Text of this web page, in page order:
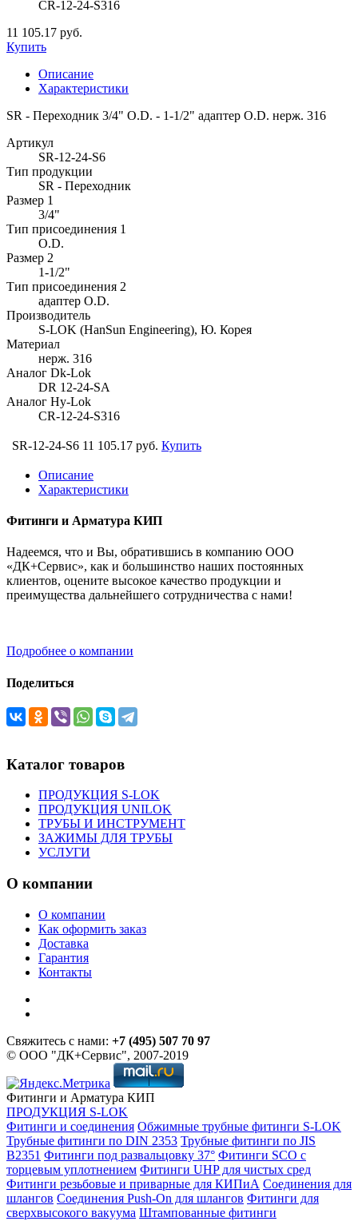
CR-12-24-S316
11 105.17 руб.
Купить
Описание
Характеристики
SR - Переходник 3/4" O.D. - 1-1/2" адаптер O.D. нерж. 316
Артикул
SR-12-24-S6
Тип продукции
SR - Переходник
Размер 1
3/4"
Тип присоединения 1
O.D.
Размер 2
1-1/2"
Тип присоединения 2
адаптер O.D.
Производитель
S-LOK (HanSun Engineering), Ю. Корея
Материал
нерж. 316
Аналог Dk-Lok
DR 12-24-SA
Аналог Hy-Lok
CR-12-24-S316
SR-12-24-S6 11 105.17 руб. Купить
Описание
Характеристики
Фитинги и Арматура КИП
Надеемся, что и Вы, обратившись в компанию ООО
«ДК+Сервис», как и большинство наших постоянных
клиентов, оцените высокое качество продукции и
преимущества дальнейшего сотрудничества с нами!
Подробнее о компании
Поделиться
Каталог товаров
ПРОДУКЦИЯ S-LOK
ПРОДУКЦИЯ UNILOK
ТРУБЫ И ИНСТРУМЕНТ
ЗАЖИМЫ ДЛЯ ТРУБЫ
УСЛУГИ
О компании
О компании
Как оформить заказ
Доставка
Гарантия
Контакты
Свяжитесь с нами: +7 (495) 507 70 97
© ООО "ДК+Сервис", 2007-2019
Фитинги и Арматура КИП
ПРОДУКЦИЯ S-LOK
Фитинги и соединения Обжимные трубные фитинги S-LOK
Трубные фитинги по DIN 2353 Трубные фитинги по JIS
B2351 Фитинги под развальцовку 37° Фитинги SCO с
торцевым уплотнением Фитинги UHP для чистых сред
Фитинги резьбовые и приварные для КИПиА Соединения для
шлангов Соединения Push-On для шлангов Фитинги для
сверхвысокого вакуума Штампованные фитинги